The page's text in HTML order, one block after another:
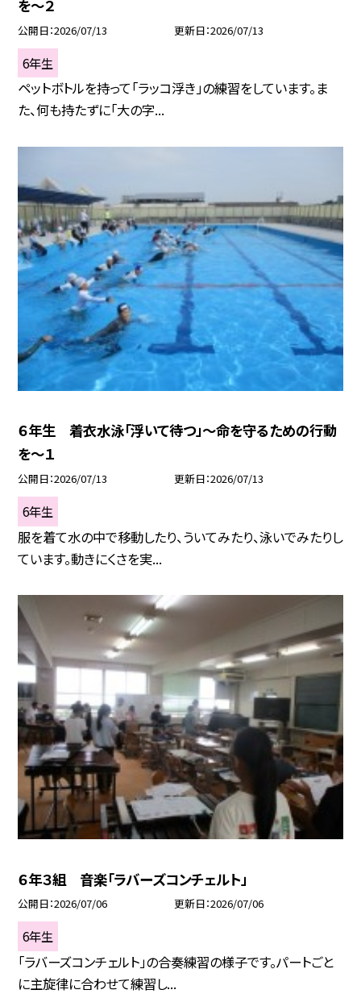
を～２
公開日 2026/07/13 更新日 2026/07/13
6年生
ペットボトルを持って「ラッコ浮き」の練習をしています。ま
た、何も持たずに「大の字...
６年生 着衣水泳「浮いて待つ」～命を守るための行動
を～１
公開日 2026/07/13 更新日 2026/07/13
6年生
服を着て水の中で移動したり、ういてみたり、泳いでみたりし
ています。動きにくさを実...
６年３組 音楽「ラバーズコンチェルト」
公開日 2026/07/06 更新日 2026/07/06
6年生
「ラバーズコンチェルト」の合奏練習の様子です。パートごと
に主旋律に合わせて練習し...